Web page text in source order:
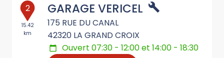
2
15.42
km
GARAGE VERICEL
175 RUE DU CANAL
42320 LA GRAND CROIX
Ouvert 07:30 - 12:00 et 14:00 - 18:30